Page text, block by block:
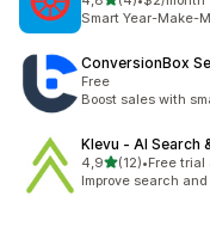
4 arvostelua
Smart Year-Make-
ConversionBox
Free
Boost sales with
Klevu ‑ AI Search
4,9/ 5 tähteä
(12)
12 arvostelua
•Free trial
Improve search